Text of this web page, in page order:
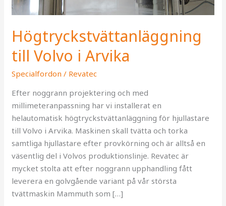
Högtryckstvättanläggning
till Volvo i Arvika
Specialfordon / Revatec
Efter noggrann projektering och med
millimeteranpassning har vi installerat en
helautomatisk högtryckstvättanläggning för hjullastare
till Volvo i Arvika. Maskinen skall tvätta och torka
samtliga hjullastare efter provkörning och är alltså en
väsentlig del i Volvos produktionslinje. Revatec är
mycket stolta att efter noggrann upphandling fått
leverera en golvgående variant på vår största
tvättmaskin Mammuth som […]